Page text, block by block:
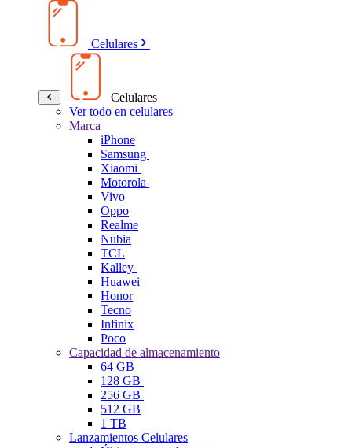
Celulares
Celulares
Ver todo en celulares
Marca
iPhone
Samsung
Xiaomi
Motorola
Vivo
Oppo
Realme
Nubia
TCL
Kalley
Huawei
Honor
Tecno
Infinix
Poco
Capacidad de almacenamiento
64 GB
128 GB
256 GB
512 GB
1 TB
Lanzamientos Celulares